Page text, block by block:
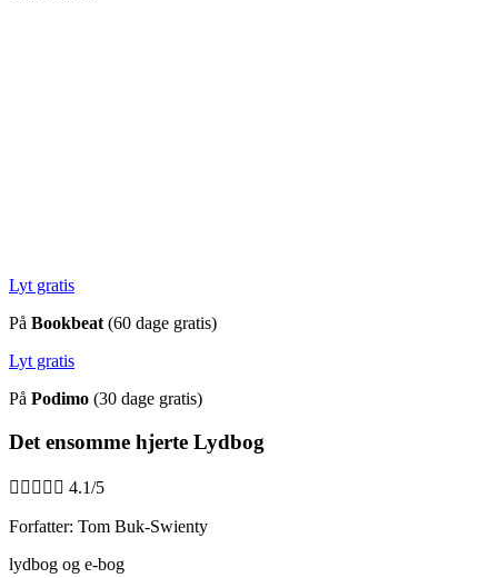
Lyt gratis
På Bookbeat (60 dage gratis)
Lyt gratis
På Podimo (30 dage gratis)
Det ensomme hjerte Lydbog
     4.1/5
Forfatter: Tom Buk-Swienty
lydbog og e-bog